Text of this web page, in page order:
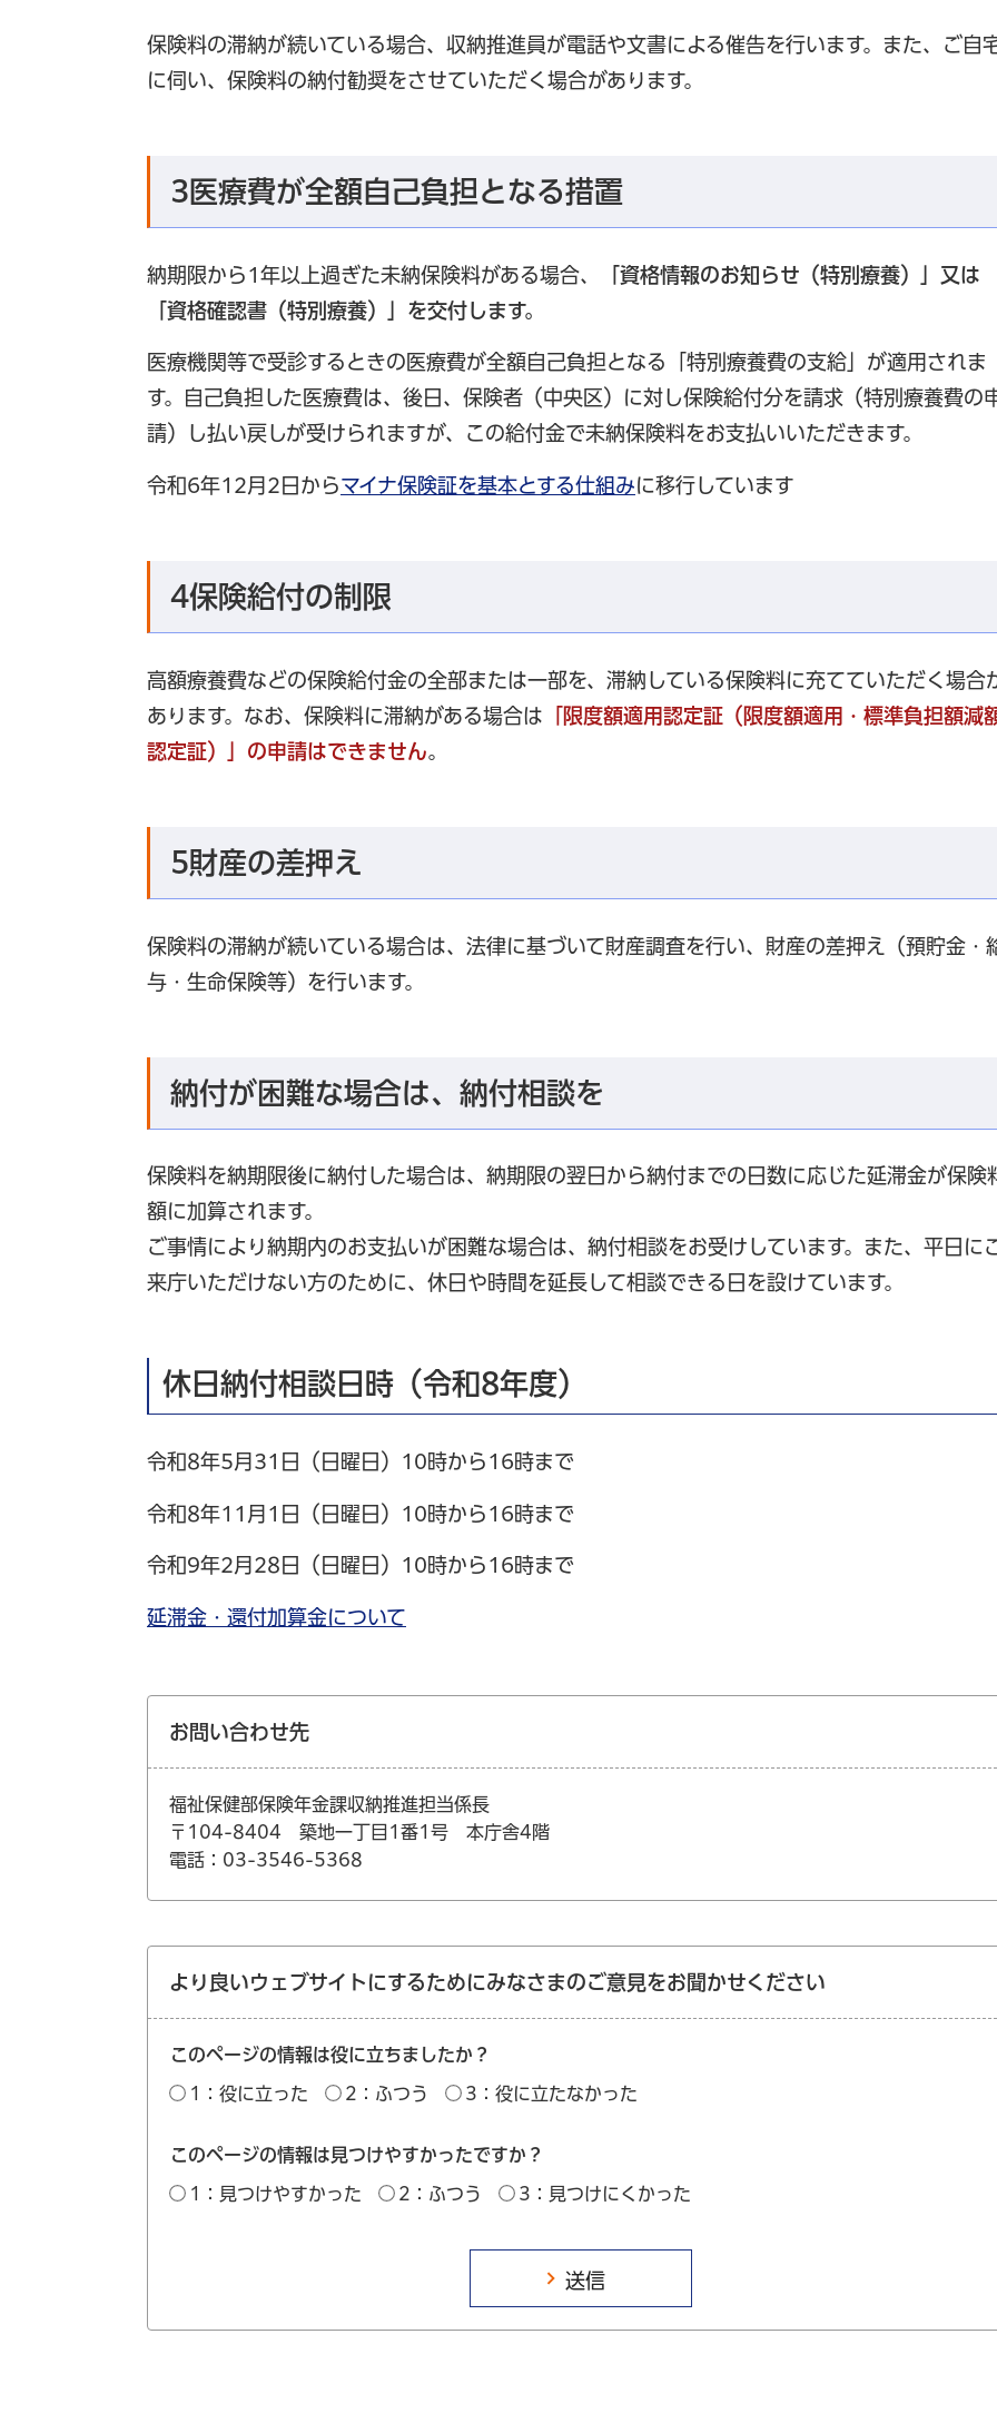
保険料の滞納が続いている場合、収納推進員が電話や文書による催告を行います。また、ご自
に伺い、保険料の納付勧奨をさせていただく場合があります。
3医療費が全額自己負担となる措置
納期限から1年以上過ぎた未納保険料がある場合、
「資格情報のお知らせ（特別療養）」又は
「資格確認書（特別療養）」を交付します。
医療機関等で受診するときの医療費が全額自己負担となる「特別療養費の支給」が適用されま
す。自己負担した医療費は、後日、保険者（中央区）に対し保険給付分を請求（特別療養費の
請）し払い戻しが受けられますが、この給付金で未納保険料をお支払いいただきます。
令和6年12月2日からマイナ保険証を基本とする仕組みに移行しています
4保険給付の制限
高額療養費などの保険給付金の全部または一部を、滞納している保険料に充てていただく場合
あります。なお、保険料に滞納がある場合は 「限度額適用認定証（限度額適用・標準負担額減
認定証）」の申請はできません。
5財産の差押え
保険料の滞納が続いている場合は、法律に基づいて財産調査を行い、財産の差押え（預貯金・
与・生命保険等）を行います。
納付が困難な場合は、納付相談を
保険料を納期限後に納付した場合は、納期限の翌日から納付までの日数に応じた延滞金が保険
額に加算されます。
ご事情により納期内のお支払いが困難な場合は、納付相談をお受けしています。また、平日に
来庁いただけない方のために、休日や時間を延長して相談できる日を設けています。
休日納付相談日時（令和8年度）
令和8年5月31日（日曜日）10時から16時まで
令和8年11月1日（日曜日）10時から16時まで
令和9年2月28日（日曜日）10時から16時まで
延滞金・還付加算金について
お問い合わせ先
福祉保健部保険年金課収納推進担当係長
〒104-8404 築地一丁目1番1号 本庁舎4階
電話：03-3546-5368
より良いウェブサイトにするためにみなさまのご意見をお聞かせください
このページの情報は役に立ちましたか？
1：役に立った 2：ふつう 3：役に立たなかった
このページの情報は見つけやすかったですか？
1：見つけやすかった 2：ふつう 3：見つけにくかった